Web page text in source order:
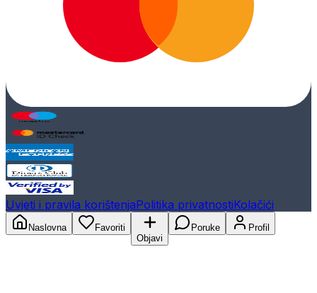
Uvjeti i pravila korištenjaPolitika privatnostiKolačići
Naslovna
Favoriti
Objavi
Poruke Profil